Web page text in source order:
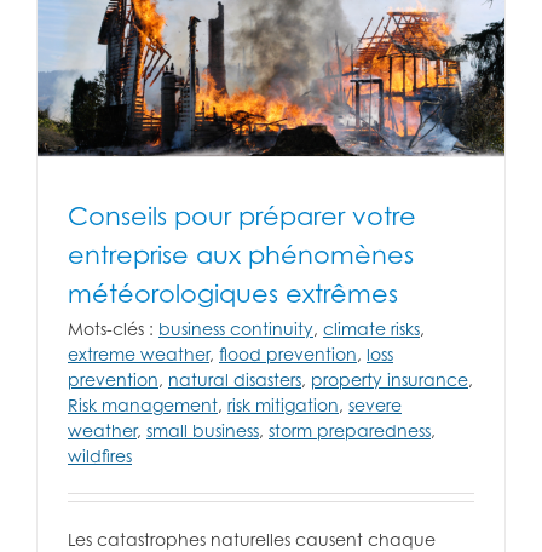
Conseils pour préparer votre
entreprise aux phénomènes
météorologiques extrêmes
Mots-clés : business continuity, climate risks,
extreme weather, flood prevention, loss
prevention, natural disasters, property insurance,
Risk management, risk mitigation, severe
weather, small business, storm preparedness,
wildfires
Les catastrophes naturelles causent chaque